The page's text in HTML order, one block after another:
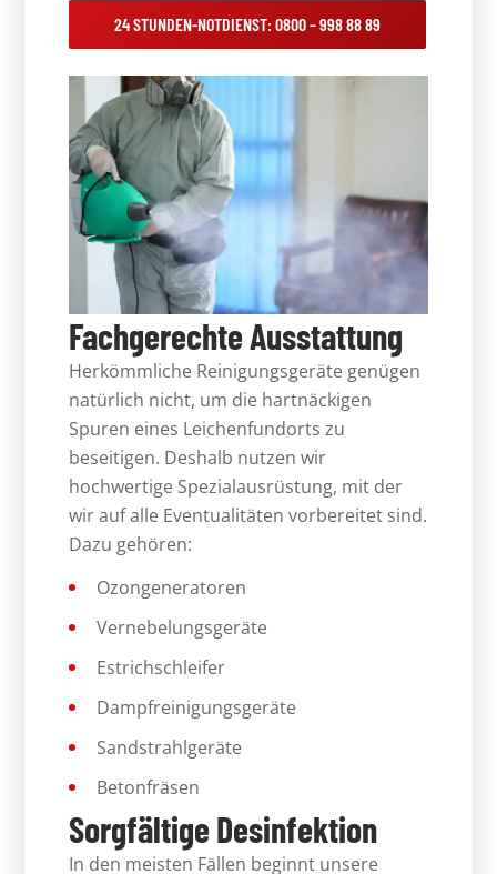
24 STUNDEN-NOTDIENST: 0800 – 998 88 89
Fachgerechte Ausstattung
Herkömmliche Reinigungsgeräte genügen
natürlich nicht, um die hartnäckigen
Spuren eines Leichenfundorts zu
beseitigen. Deshalb nutzen wir
hochwertige Spezialausrüstung, mit der
wir auf alle Eventualitäten vorbereitet sind.
Dazu gehören:
Ozongeneratoren
Vernebelungsgeräte
Estrichschleifer
Dampfreinigungsgeräte
Sandstrahlgeräte
Betonfräsen
Sorgfältige Desinfektion
In den meisten Fällen beginnt unsere